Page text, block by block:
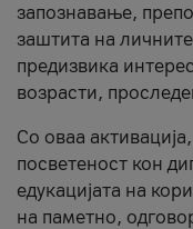
запознавање,
заштита на
предизвика
возрасти,
Со оваа
посветеност кон
едукацијата на
на паметно,